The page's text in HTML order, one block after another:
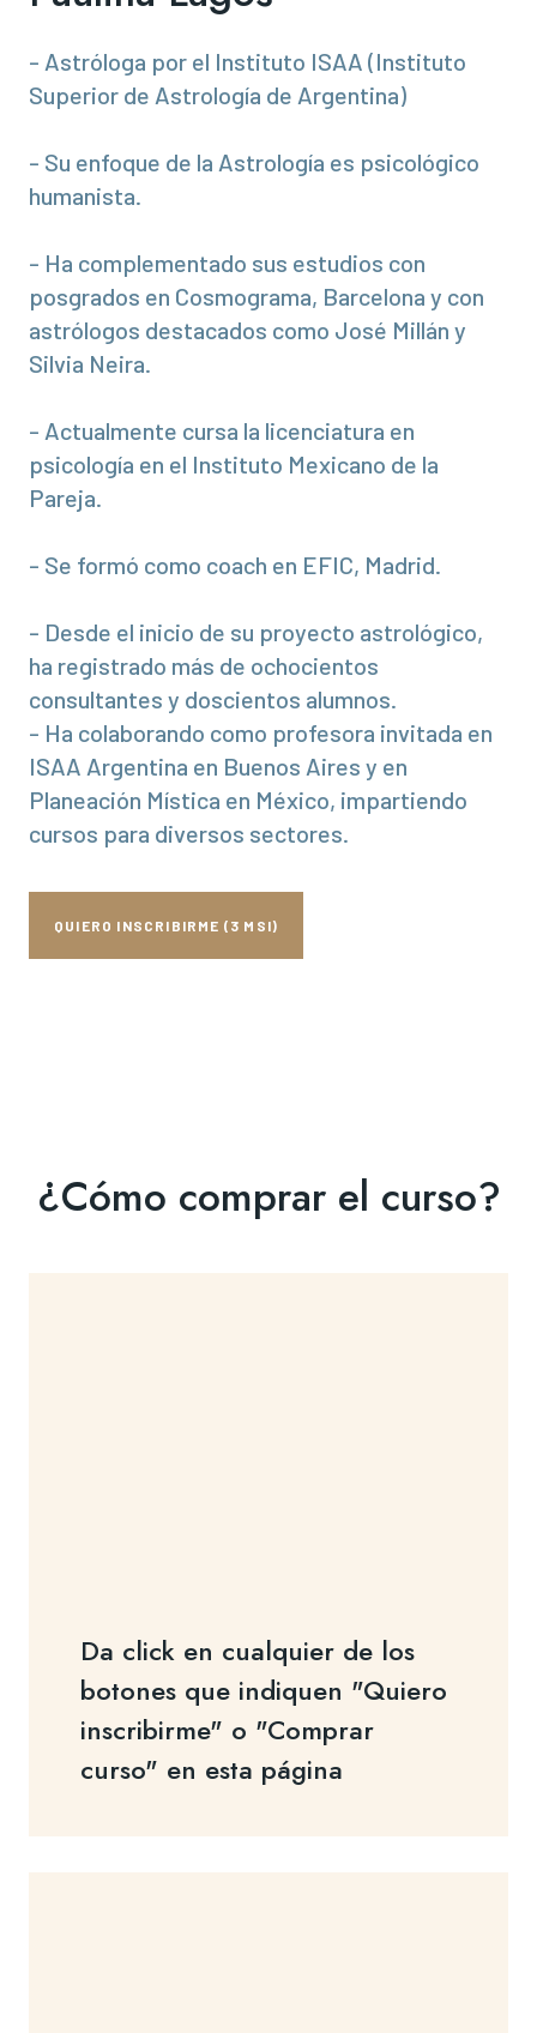
- Astróloga por el Instituto ISAA (Instituto
Superior de Astrología de Argentina)
- Su enfoque de la Astrología es psicológico
humanista.
- Ha complementado sus estudios con
posgrados en Cosmograma, Barcelona y con
astrólogos destacados como José Millán y
Silvia Neira.
- Actualmente cursa la licenciatura en
psicología en el Instituto Mexicano de la
Pareja.
- Se formó como coach en EFIC, Madrid.
- Desde el inicio de su proyecto astrológico,
ha registrado más de ochocientos
consultantes y doscientos alumnos.
- Ha colaborando como profesora invitada en
ISAA Argentina en Buenos Aires y en
Planeación Mística en México, impartiendo
cursos para diversos sectores.
QUIERO INSCRIBIRME (3 MSI)
¿Cómo comprar el curso?
Da click en cualquier de los
botones que indiquen "Quiero
inscribirme" o "Comprar
curso" en esta página